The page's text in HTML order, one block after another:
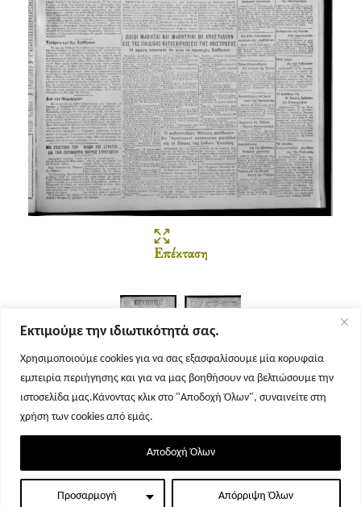
Εκτιμούμε την ιδιωτικότητά σας.
Χρησιμοποιούμε cookies για να σας εξασφαλίσουμε μία κορυφαία
εμπειρία περιήγησης και για να μας βοηθήσουν να βελτιώσουμε την
ιστοσελίδα μας.Κάνοντας κλικ στο "Αποδοχή Όλων", συναινείτε στη
χρήση των cookies από εμάς.
Προσαρμογή Απόρριψη Όλων
Αποδοχή Όλων
Επέκταση
Σελίδα 1 Σελίδα 2